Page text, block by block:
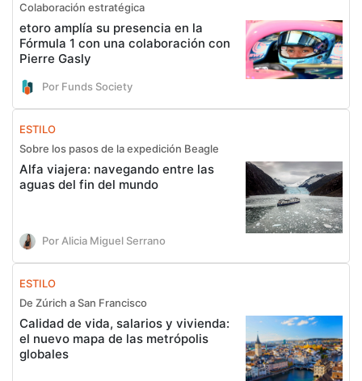
Colaboración estratégica
etoro amplía su presencia en la
Fórmula 1 con una colaboración con
Pierre Gasly
Por Funds Society
ESTILO
Sobre los pasos de la expedición Beagle
Alfa viajera: navegando entre las
aguas del fin del mundo
Por Alicia Miguel Serrano
ESTILO
De Zúrich a San Francisco
Calidad de vida, salarios y vivienda:
el nuevo mapa de las metrópolis
globales